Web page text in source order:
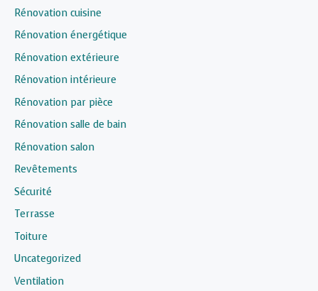
Rénovation cuisine
Rénovation énergétique
Rénovation extérieure
Rénovation intérieure
Rénovation par pièce
Rénovation salle de bain
Rénovation salon
Revêtements
Sécurité
Terrasse
Toiture
Uncategorized
Ventilation